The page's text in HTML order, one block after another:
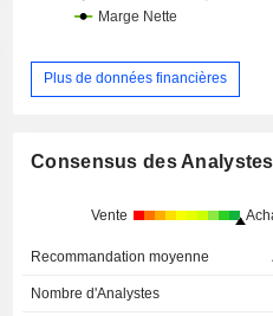
Plus de données financières
Consensus des Analystes
Vente
Recommandation moyenne
Nombre d'Analystes